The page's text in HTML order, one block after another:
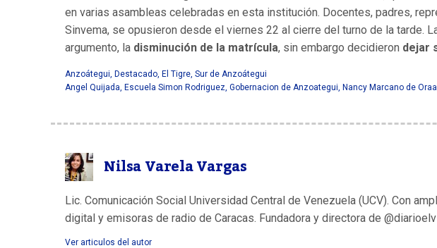
en varias asambleas celebradas en esta institución. Docentes, padres,
Sinvema, se opusieron desde el viernes 22 al cierre del turno de la tarde.
argumento, la disminución de la matrícula, sin embargo decidieron dejar
Anzoátegui, Destacado, El Tigre, Sur de Anzoátegui
Angel Quijada, Escuela Simon Rodriguez, Gobernacion de Anzoategui, Nancy Marcano de Oraa
Nilsa Varela Vargas
Lic. Comunicación Social Universidad Central de Venezuela (UCV). Con
digital y emisoras de radio de Caracas. Fundadora y directora de
Ver articulos del autor